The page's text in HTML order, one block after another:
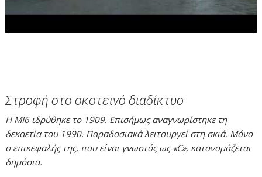
Στροφή στο σκοτεινό διαδίκτυο
Η MI6 ιδρύθηκε το 1909. Επισήμως αναγνωρίστηκε τη
δεκαετία του 1990. Παραδοσιακά λειτουργεί στη σκιά. Μόνο
ο επικεφαλής της, που είναι γνωστός ως «C», κατονομάζεται
δημόσια.